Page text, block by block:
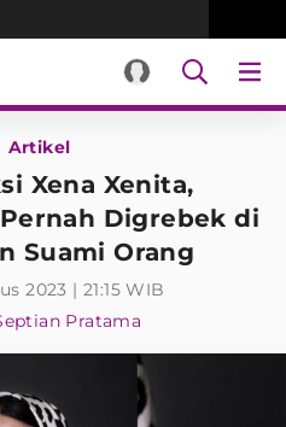
Artikel
Xena Xenita,
Digrebek di
Suami Orang
2023 | 21:15 WIB
Pratama